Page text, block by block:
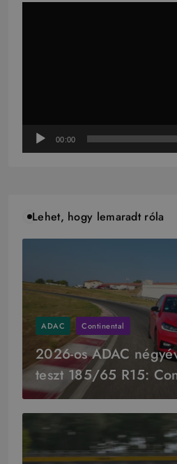
00:00
Lehet, hogy lemaradt róla
ADAC Continental
2026-os ADAC
teszt 185/65 R15:
győzelem